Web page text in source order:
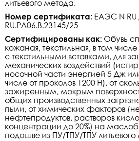
литьевого метода.
Номер сертификата: ЕАЭС N RU
RU.РА06.В.23145/25
Сертифицированы как: Обувь
кожаная, текстильная, в том
с текстильными вставками, для
механических воздействий
носочной части энергией 5 Дж
числе от проколов 1200 Н), от
зажиренным, мокрым
общих производственных
пыли, от химических факторов
нефтепродуктов, растворов
концентрации до 20%) на
подошве из ПУ/ТПУ/ТПУ